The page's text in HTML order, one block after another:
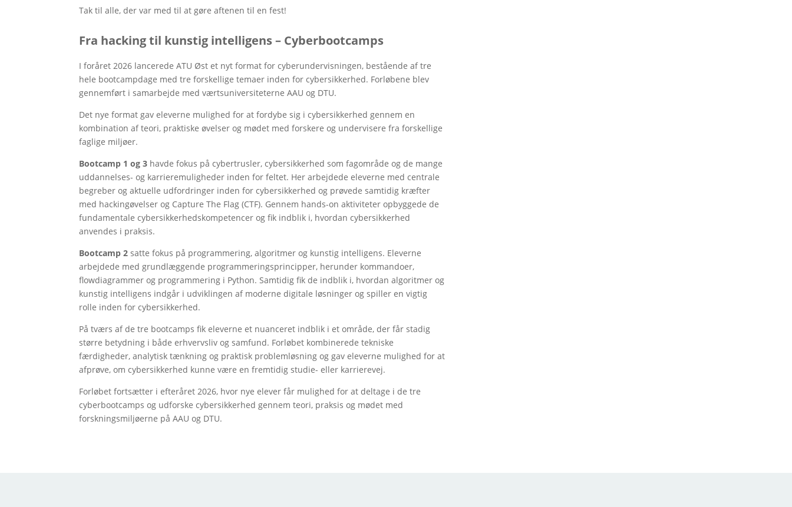
Tak til alle, der var med til at gøre aftenen til en fest!
Fra hacking til kunstig intelligens – Cyberbootcamps
I foråret 2026 lancerede ATU Øst et nyt format for cyberundervisningen, bestående af tre
hele bootcampdage med tre forskellige temaer inden for cybersikkerhed. Forløbene blev
gennemført i samarbejde med værtsuniversiteterne AAU og DTU.
Det nye format gav eleverne mulighed for at fordybe sig i cybersikkerhed gennem en
kombination af teori, praktiske øvelser og mødet med forskere og undervisere fra forskellige
faglige miljøer.
Bootcamp 1 og 3 havde fokus på cybertrusler, cybersikkerhed som fagområde og de mange
uddannelses- og karrieremuligheder inden for feltet. Her arbejdede eleverne med centrale
begreber og aktuelle udfordringer inden for cybersikkerhed og prøvede samtidig kræfter
med hackingøvelser og Capture The Flag (CTF). Gennem hands-on aktiviteter opbyggede de
fundamentale cybersikkerhedskompetencer og fik indblik i, hvordan cybersikkerhed
anvendes i praksis.
Bootcamp 2 satte fokus på programmering, algoritmer og kunstig intelligens. Eleverne
arbejdede med grundlæggende programmeringsprincipper, herunder kommandoer,
flowdiagrammer og programmering i Python. Samtidig fik de indblik i, hvordan algoritmer og
kunstig intelligens indgår i udviklingen af moderne digitale løsninger og spiller en vigtig
rolle inden for cybersikkerhed.
På tværs af de tre bootcamps fik eleverne et nuanceret indblik i et område, der får stadig
større betydning i både erhvervsliv og samfund. Forløbet kombinerede tekniske
færdigheder, analytisk tænkning og praktisk problemløsning og gav eleverne mulighed for at
afprøve, om cybersikkerhed kunne være en fremtidig studie- eller karrierevej.
Forløbet fortsætter i efteråret 2026, hvor nye elever får mulighed for at deltage i de tre
cyberbootcamps og udforske cybersikkerhed gennem teori, praksis og mødet med
forskningsmiljøerne på AAU og DTU.